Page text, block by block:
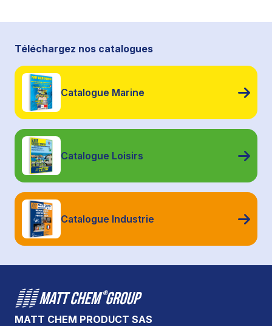
Téléchargez nos catalogues
Catalogue Marine
Catalogue Loisirs
Catalogue Industrie
MATT CHEM PRODUCT SAS